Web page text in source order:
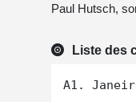
Paul Hutsch,
Liste des
A1.